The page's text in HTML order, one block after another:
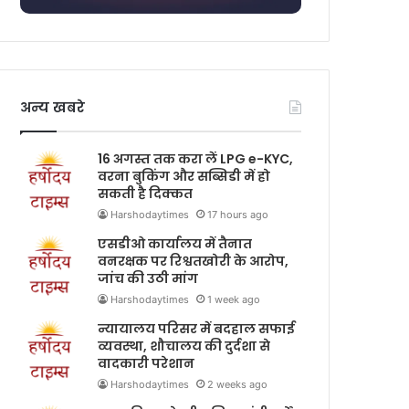
अन्य खबरे
16 अगस्त तक करा लें LPG e-KYC,
वरना बुकिंग और सब्सिडी में हो
सकती है दिक्कत
Harshodaytimes 17 hours ago
एसडीओ कार्यालय में तैनात
वनरक्षक पर रिश्वतखोरी के आरोप,
जांच की उठी मांग
Harshodaytimes 1 week ago
न्यायालय परिसर में बदहाल सफाई
व्यवस्था, शौचालय की दुर्दशा से
वादकारी परेशान
Harshodaytimes 2 weeks ago